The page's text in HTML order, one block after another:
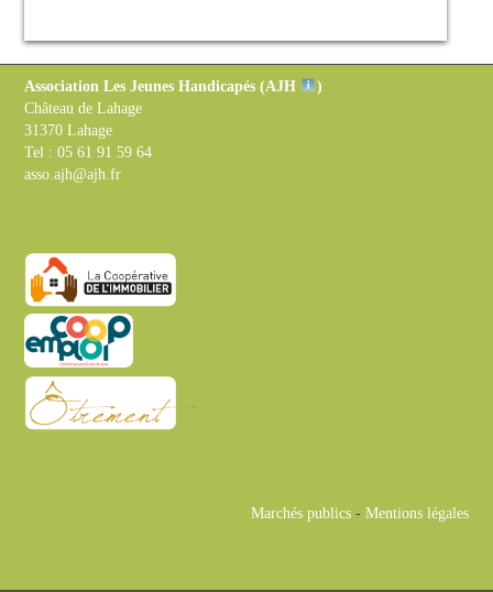
Association Les Jeunes Handicapés (AJH
)
Château de Lahage
31370 Lahage
Tel : 05 61 91 59 64
asso.ajh@ajh.fr
Marchés publics- Mentions légales